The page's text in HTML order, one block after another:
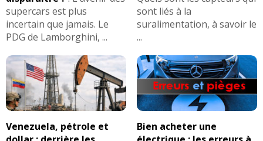
supercars est plus
incertain que jamais. Le
PDG de Lamborghini, ...
sont liés à la
suralimentation, à savoir le
...
Venezuela, pétrole et
Bien acheter une